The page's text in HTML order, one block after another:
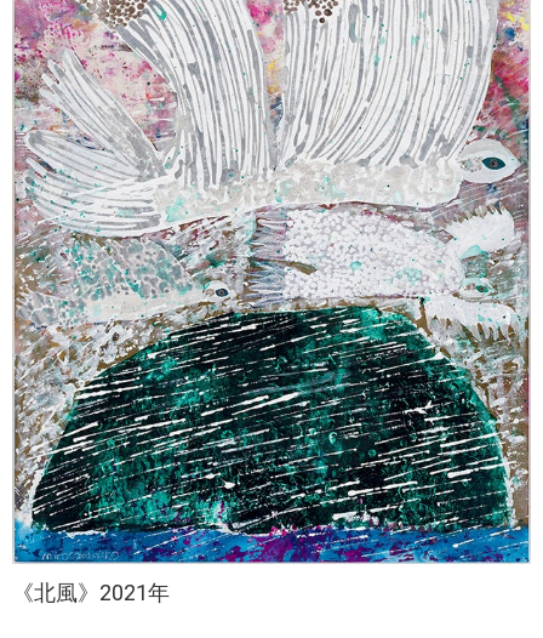
《北風》2021年